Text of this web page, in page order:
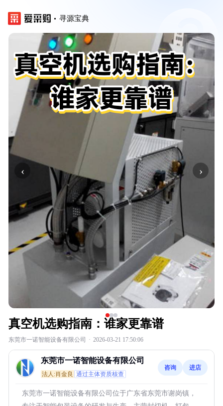
寻源宝典
‹ ›
真空机选购指南：谁家更靠谱
东莞市一诺智能设备有限公司 · 2026-03-21 17:50:06
东莞市一诺智能设备有限公司
法人:肖金良 通过主体资质核查
咨询 进店
东莞市一诺智能设备有限公司位于广东省东莞市谢岗镇，